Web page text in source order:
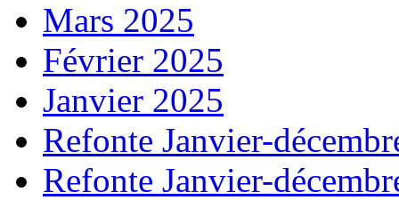
Mars 2025
Février 2025
Janvier 2025
Refonte Janvier-
Refonte Janvier-